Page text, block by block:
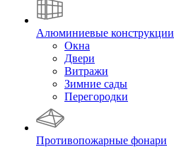
Алюминиевые конструкции
Окна
Двери
Витражи
Зимние сады
Перегородки
Противопожарные фонари